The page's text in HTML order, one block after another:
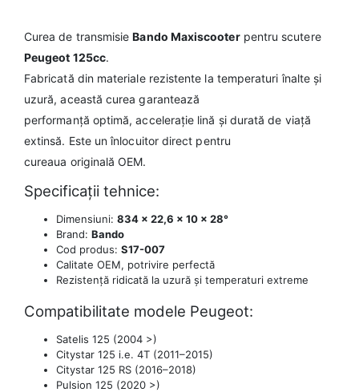
Curea de transmisieBando Maxiscooterpentru scutere
Peugeot 125cc.
Fabricată din materiale rezistente la temperaturi înalte și
uzură, această curea garantează
performanță optimă, accelerație lină și durată de viață
extinsă. Este un înlocuitor direct pentru
cureaua originală OEM.
Specificații tehnice:
Dimensiuni: 834 x 22,6 x 10 x 28°
Brand: Bando
Cod produs: S17-007
Calitate OEM, potrivire perfectă
Rezistență ridicată la uzură și temperaturi extreme
Compatibilitate modele Peugeot:
Satelis 125 (2004 >)
Citystar 125 i.e. 4T (2011–2015)
Citystar 125 RS (2016–2018)
Pulsion 125 (2020 >)